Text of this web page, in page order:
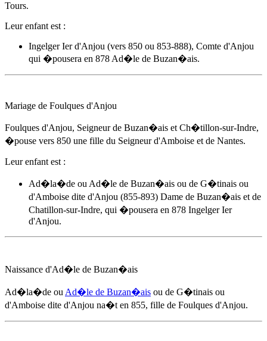
Tours.
Leur enfant est :
Ingelger Ier d'Anjou (vers 850 ou 853-888), Comte d'Anjou
qui �pousera en 878 Ad�le de Buzan�ais.
Mariage de Foulques d'Anjou
Foulques d'Anjou, Seigneur de Buzan�ais et Ch�tillon-sur-Indre,
�pouse vers 850 une fille du Seigneur d'Amboise et de Nantes.
Leur enfant est :
Ad�la�de ou Ad�le de Buzan�ais ou de G�tinais ou
d'Amboise dite d'Anjou (855-893) Dame de Buzan�ais et de
Chatillon-sur-Indre, qui �pousera en 878 Ingelger Ier
d'Anjou.
Naissance d'Ad�le de Buzan�ais
Ad�la�de ou Ad�le de Buzan�ais ou de G�tinais ou
d'Amboise dite d'Anjou na�t en 855, fille de Foulques d'Anjou.